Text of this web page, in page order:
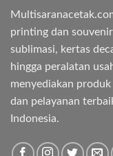
printing dan
sublimasi, kertas
hingga peralatan
menyediakan
dan pelayanan
Indonesia.